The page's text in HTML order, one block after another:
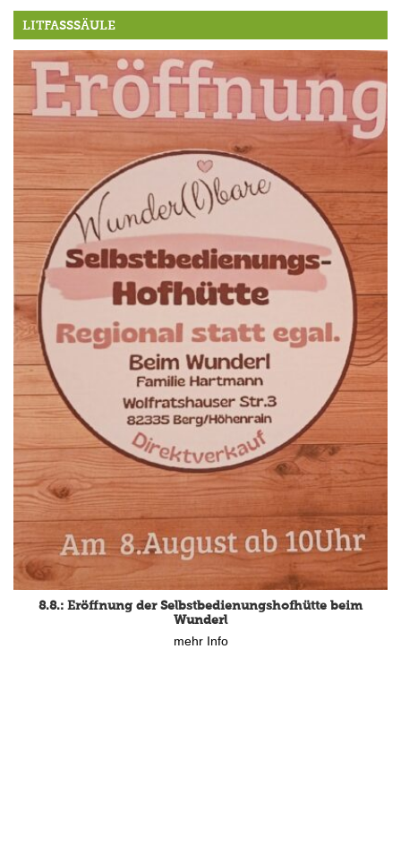
LITFASSSÄULE
8.8.: Eröffnung der Selbstbedienungshofhütte beim
Wunderl
mehr Info